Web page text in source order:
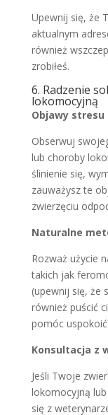
Upewnij się, że
aktualnym
również
zrobiłeś.
6. Radzenie
lokomocyjną
Objawy
Obserwuj
lub choroby
ślinienie się,
zauważysz te
zwierzęciu
Naturalne
Rozważ użycie
takich jak
(upewnij się, że
również puścić
pomóc
Konsultacja z
Jeśli Twoje
lokomocyjną
się z